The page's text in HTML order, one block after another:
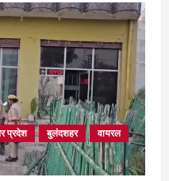
प्रदेश बुलंदशहर
वायरल